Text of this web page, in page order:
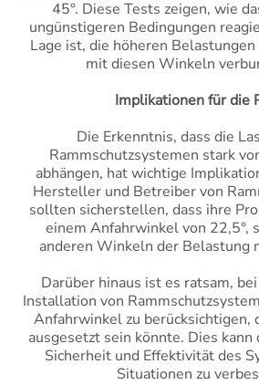
45°. Diese Tests zeigen, wie
ungünstigeren Bedingungen
Lage ist, die höheren
mit diesen Winkeln
Implikationen für die
Die Erkenntnis, dass die
Rammschutzsystemen stark
abhängen, hat wichtige
Hersteller und Betreiber von
sollten sicherstellen, dass ihre
einem Anfahrwinkel von 22,5°,
anderen Winkeln der Belastung
Darüber hinaus ist es ratsam,
Installation von
Anfahrwinkel zu berücksichtigen,
ausgesetzt sein könnte. Dies kann
Sicherheit und Effektivität des
Situationen zu